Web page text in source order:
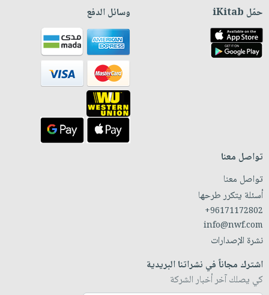
حمّل iKitab وسائل الدفع
تواصل معنا
تواصل معنا
أسئلة يتكرر طرحها
+96171172802
info@nwf.com
نشرة الإصدارات
اشترك مجاناً في نشراتنا البريدية
كي يصلك آخر أخبار الشركة